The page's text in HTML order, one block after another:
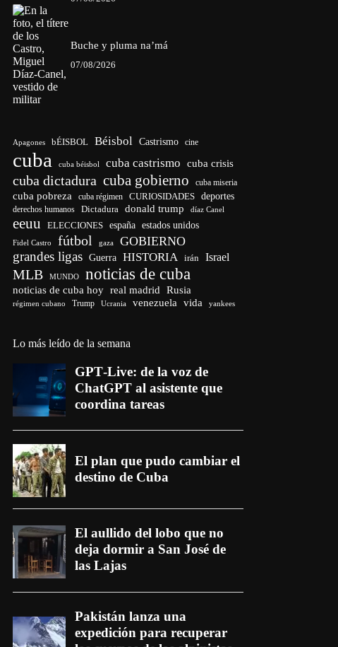
Buche y pluma na’má
07/08/2026
Apagones bÉISBOL Béisbol Castrismo cine
cuba cuba béisbol cuba castrismo cuba crisis
cuba dictadura cuba gobierno cuba miseria
cuba pobreza cuba régimen CURIOSIDADES deportes
derechos humanos Dictadura donald trump díaz Canel
eeuu ELECCIONES españa estados unidos
Fidel Castro fútbol gaza GOBIERNO
grandes ligas Guerra HISTORIA irán Israel
MLB MUNDO noticias de cuba
noticias de cuba hoy real madrid Rusia
régimen cubano Trump Ucrania venezuela vida yankees
Lo más leído de la semana